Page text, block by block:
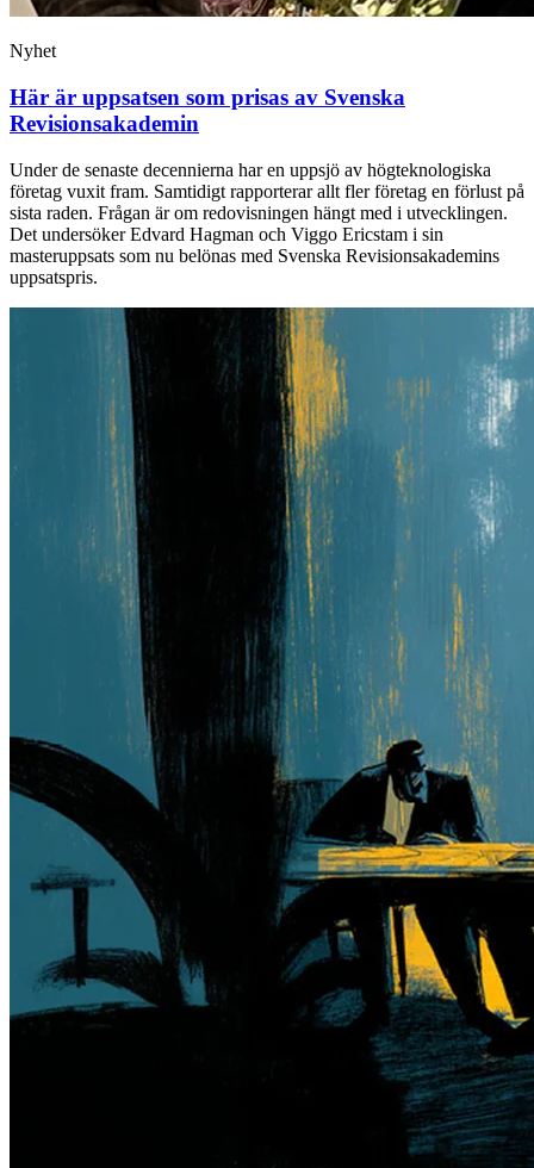
Nyhet
Här är uppsatsen som prisas av Svenska
Revisionsakademin
Under de senaste decennierna har en uppsjö av högteknologiska
företag vuxit fram. Samtidigt rapporterar allt fler företag en förlust på
sista raden. Frågan är om redovisningen hängt med i utvecklingen.
Det undersöker Edvard Hagman och Viggo Ericstam i sin
masteruppsats som nu belönas med Svenska Revisionsakademins
uppsatspris.